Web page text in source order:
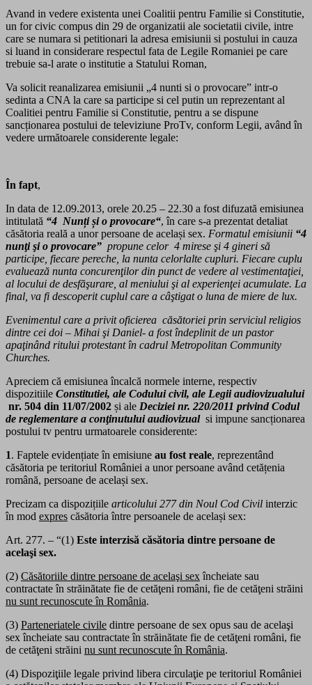
Avand in vedere existenta unei Coalitii pentru Familie si Constitutie,
un for civic compus din 29 de organizatii ale societatii civile, intre
care se numara si petitionari la adresa emisiunii si postului in cauza
si luand in considerare respectul fata de Legile Romaniei pe care
trebuie sa-l arate o institutie a Statului Roman,
Va solicit reanalizarea emisiunii „4 nunti si o provocare” intr-o
sedinta a CNA la care sa participe si cel putin un reprezentant al
Coalitiei pentru Familie si Constitutie, pentru a se dispune
sancționarea postului de televiziune ProTv, conform Legii, având în
vedere următoarele considerente legale:
În fapt,
In data de 12.09.2013, orele 20.25 – 22.30 a fost difuzată emisiunea
intitulată “4 Nunți și o provocare“, în care s-a prezentat detaliat
căsătoria reală a unor persoane de același sex. Formatul emisiunii “4
nunţi şi o provocare” propune celor 4 mirese şi 4 gineri să
participe, fiecare pereche, la nunta celorlalte cupluri. Fiecare cuplu
evaluează nunta concurenţilor din punct de vedere al vestimentaţiei,
al locului de desfăşurare, al meniului şi al experienţei acumulate. La
final, va fi descoperit cuplul care a câştigat o luna de miere de lux.
Evenimentul care a privit oficierea căsătoriei prin serviciul religios
dintre cei doi – Mihai şi Daniel- a fost îndeplinit de un pastor
apaţinând ritului protestant în cadrul Metropolitan Community
Churches.
Apreciem că emisiunea încalcă normele interne, respectiv
dispozitiile Constitutiei, ale Codului civil, ale Legii audiovizualului
nr. 504 din 11/07/2002 și ale Deciziei nr. 220/2011 privind Codul
de reglementare a conţinutului audiovizualsi impune sancționarea
postului tv pentru urmatoarele considerente:
1. Faptele evidențiate în emisiune au fost reale, reprezentând
căsătoria pe teritoriul României a unor persoane având cetățenia
română, persoane de același sex.
Precizam ca dispozițiile articolului 277 din Noul Cod Civil interzic
în mod expres căsătoria între persoanele de același sex:
Art. 277. – “(1) Este interzisă căsătoria dintre persoane de
acelaşi sex.
(2) Căsătoriile dintre persoane de acelaşi sexîncheiate sau
contractate în străinătate fie de cetăţeni români, fie de cetăţeni străini
nu sunt recunoscute în România.
(3) Parteneriatele civile dintre persoane de sex opus sau de acelaşi
sex încheiate sau contractate în străinătate fie de cetăţeni români, fie
de cetăţeni străini nu sunt recunoscute în România.
(4) Dispoziţiile legale privind libera circulaţie pe teritoriul României